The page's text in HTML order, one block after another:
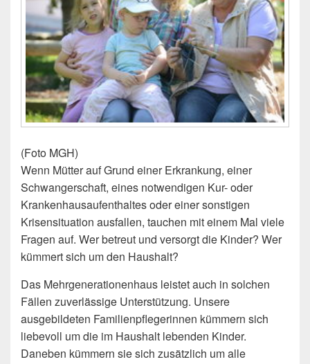
(Foto MGH)
Wenn Mütter auf Grund einer Erkrankung, einer
Schwangerschaft, eines notwendigen Kur- oder
Krankenhausaufenthaltes oder einer sonstigen
Krisensituation ausfallen, tauchen mit einem Mal viele
Fragen auf. Wer betreut und versorgt die Kinder? Wer
kümmert sich um den Haushalt?
Das Mehrgenerationenhaus leistet auch in solchen
Fällen zuverlässige Unterstützung. Unsere
ausgebildeten Familienpflegerinnen kümmern sich
liebevoll um die im Haushalt lebenden Kinder.
Daneben kümmern sie sich zusätzlich um alle